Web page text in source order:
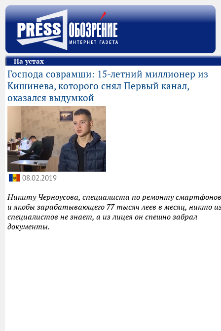
На устах
Господа соврамши: 15-летний миллионер из
Кишинева, которого снял Первый канал,
оказался выдумкой
08.02.2019
Никиту Черноусова, специалиста по ремонту смартфонов
и якобы зарабатывающего 77 тысяч леев в месяц, никто
специалистов не знает, а из лицея он спешно забрал
документы.